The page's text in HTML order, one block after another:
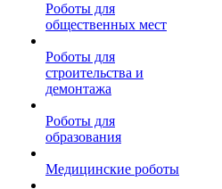
Роботы для
общественных мест
Роботы для
строительства и
демонтажа
Роботы для
образования
Медицинские роботы